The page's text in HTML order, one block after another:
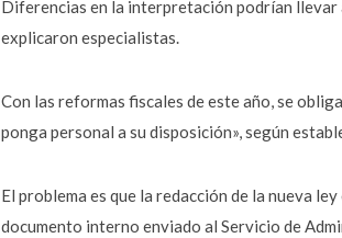
Diferencias en la interpretación podrían llevar
explicaron especialistas.
Con las reformas fiscales de este año, se
ponga personal a su disposición», según
El problema es que la redacción de la nueva
documento interno enviado al Servicio de